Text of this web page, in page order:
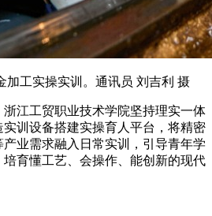
加工实操实训。通讯员 刘吉利 摄
江工贸职业技术学院坚持理实一体
训设备搭建实操育人平台，将精密
业需求融入日常实训，引导青年学
育懂工艺、会操作、能创新的现代